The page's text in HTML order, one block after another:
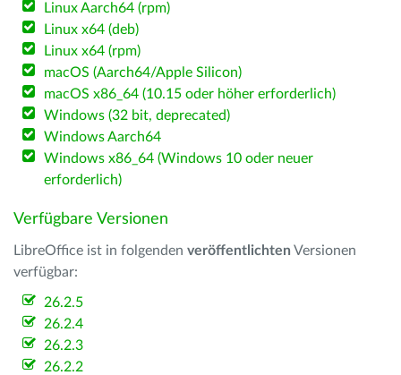
Linux Aarch64 (rpm)
Linux x64 (deb)
Linux x64 (rpm)
macOS (Aarch64/Apple Silicon)
macOS x86_64 (10.15 oder höher erforderlich)
Windows (32 bit, deprecated)
Windows Aarch64
Windows x86_64 (Windows 10 oder neuer
erforderlich)
Verfügbare Versionen
LibreOffice ist in folgenden veröffentlichten Versionen
verfügbar:
26.2.5
26.2.4
26.2.3
26.2.2